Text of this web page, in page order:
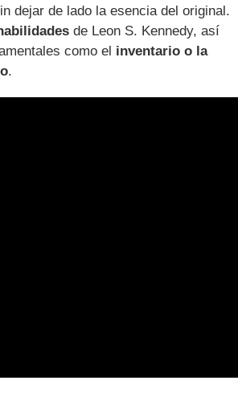
dejar de lado la esencia del original.
de Leon S. Kennedy, así
como el inventario o la
.